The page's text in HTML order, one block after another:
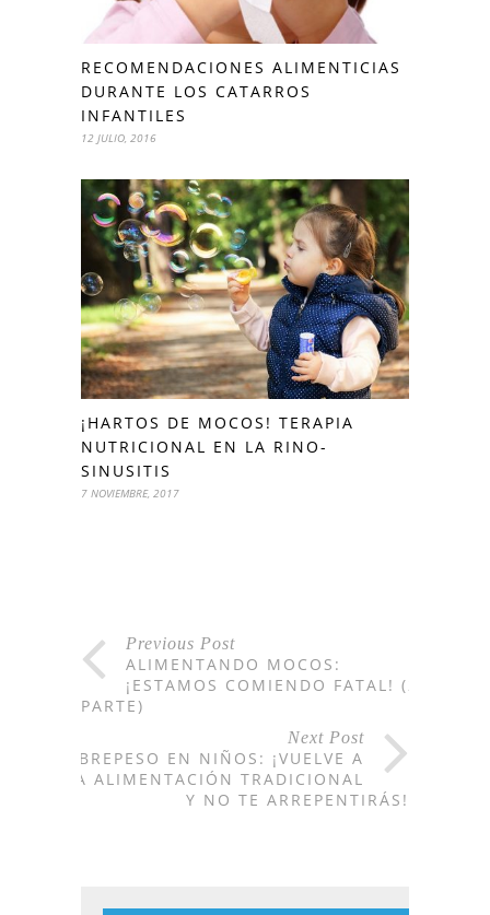
RECOMENDACIONES ALIMENTICIAS
DURANTE LOS CATARROS
INFANTILES
12 JULIO, 2016
¡HARTOS DE MOCOS! TERAPIA
NUTRICIONAL EN LA RINO-
SINUSITIS
7 NOVIEMBRE, 2017
Previous Post
ALIMENTANDO MOCOS:
¡ESTAMOS COMIENDO FATAL! (2ª
PARTE)
Next Post
SOBREPESO EN NIÑOS: ¡VUELVE A
LA ALIMENTACIÓN TRADICIONAL
Y NO TE ARREPENTIRÁS!